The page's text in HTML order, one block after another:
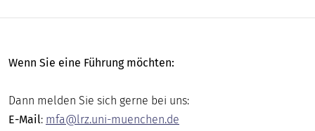
Wenn Sie eine Führung möchten:
Dann melden Sie sich gerne bei uns:
E-Mail: mfa@lrz.uni-muenchen.de